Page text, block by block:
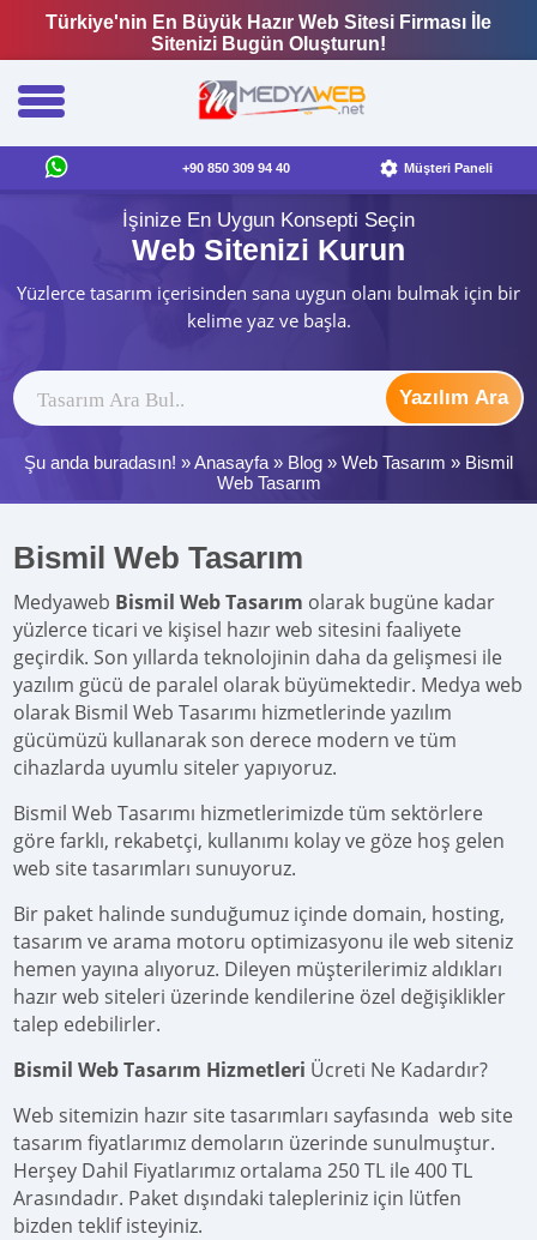
Türkiye'nin En Büyük Hazır Web Sitesi Firması İle
Sitenizi Bugün Oluşturun!
+90 850 309 94 40 Müşteri Paneli
İşinize En Uygun Konsepti Seçin
Web Sitenizi Kurun
Yüzlerce tasarım içerisinden sana uygun olanı bulmak için bir
kelime yaz ve başla.
Yazılım Ara
Şu anda buradasın! »Anasayfa » Blog » Web Tasarım » Bismil
Web Tasarım
Bismil Web Tasarım
Medyaweb Bismil Web Tasarım olarak bugüne kadar
yüzlerce ticari ve kişisel hazır web sitesini faaliyete
geçirdik. Son yıllarda teknolojinin daha da gelişmesi ile
yazılım gücü de paralel olarak büyümektedir. Medya web
olarak Bismil Web Tasarımı hizmetlerinde yazılım
gücümüzü kullanarak son derece modern ve tüm
cihazlarda uyumlu siteler yapıyoruz.
Bismil Web Tasarımı hizmetlerimizde tüm sektörlere
göre farklı, rekabetçi, kullanımı kolay ve göze hoş gelen
web site tasarımları sunuyoruz.
Bir paket halinde sunduğumuz içinde domain, hosting,
tasarım ve arama motoru optimizasyonu ile web siteniz
hemen yayına alıyoruz. Dileyen müşterilerimiz aldıkları
hazır web siteleri üzerinde kendilerine özel değişiklikler
talep edebilirler.
Bismil Web Tasarım Hizmetleri Ücreti Ne Kadardır?
Web sitemizin hazır site tasarımları sayfasında web site
tasarım fiyatlarımız demoların üzerinde sunulmuştur.
Herşey Dahil Fiyatlarımız ortalama 250 TL ile 400 TL
Arasındadır. Paket dışındaki talepleriniz için lütfen
bizden teklif isteyiniz.